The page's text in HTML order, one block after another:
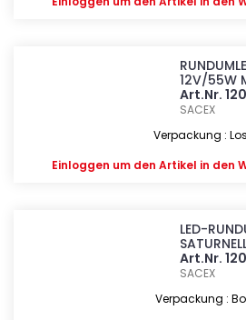
12V/55W
Art.Nr.
SACEX
Verpackung :
Einloggen um den Artikel in den
LED-
Art.Nr.
SACEX
Verpackung :